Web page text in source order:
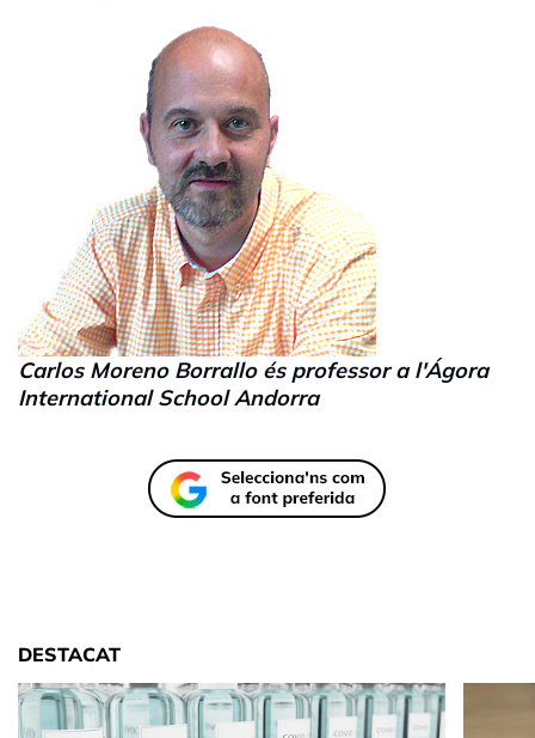
Carlos Moreno Borrallo és professor a l'Ágora
International School Andorra
DESTACAT